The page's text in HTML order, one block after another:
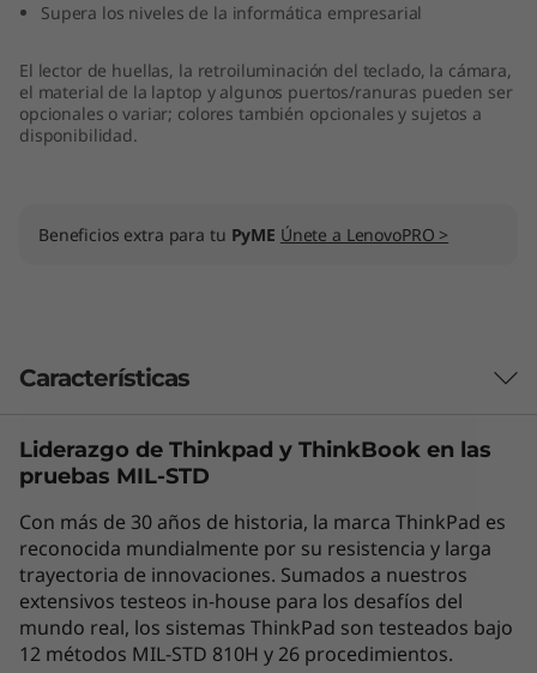
A
M
D
Supera los niveles de la informática empresarial
El lector de huellas, la retroiluminación del teclado, la cámara,
el material de la laptop y algunos puertos/ranuras pueden ser
opcionales o variar; colores también opcionales y sujetos a
disponibilidad.
Beneficios extra para tu PyME Únete a LenovoPRO >
Características
Las características de cada producto pueden
variar según el país de adquisición del mismo,
por lo que la siguiente descripción no debe ser
interpretada como un compromiso
contractual. Te invitamos a revisar las
características específicas para cada producto
antes de realizar la compra online en la sección
'Ver Modelos' de esta misma página, o con un
Liderazgo de Thinkpad y ThinkBook en las
pruebas MIL-STD
Con más de 30 años de historia, la marca ThinkPad es
reconocida mundialmente por su resistencia y larga
trayectoria de innovaciones. Sumados a nuestros
extensivos testeos in-house para los desafíos del
mundo real, los sistemas ThinkPad son testeados bajo
12 métodos MIL-STD 810H y 26 procedimientos.